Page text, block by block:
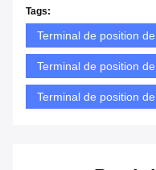
Tags:
Terminal de position
Terminal de position
Terminal de position